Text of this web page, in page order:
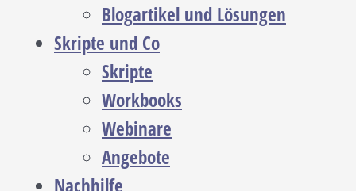
Blogartikel und Lösungen
Skripte und Co
Skripte
Workbooks
Webinare
Angebote